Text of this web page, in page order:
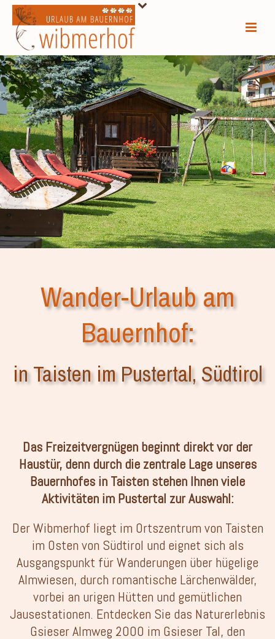
Wander-Urlaub am
Bauernhof:
in Taisten im Pustertal, Südtirol
Das Freizeitvergnügen beginnt direkt vor der
Haustür, denn durch die zentrale Lage unseres
Bauernhofes in Taisten stehen Ihnen viele
Aktivitäten im Pustertal zur Auswahl:
Der Wibmerhof liegt im Ortszentrum von Taisten
im Osten von Südtirol und eignet sich als
Ausgangspunkt für Wanderungen über hügelige
Almwiesen, durch romantische Lärchenwälder,
vorbei an urigen Hütten und gemütlichen
Jausestationen. Entdecken Sie das Naturerlebnis
Gsieser Almweg 2000 im Gsieser Tal, den